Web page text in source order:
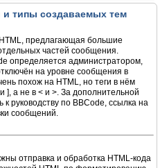
типы создаваемых тем
предлагающая большие
частей сообщения.
определяется администратором,
на уровне сообщения в
похож на HTML, но теги в нём
], а не в < и >. За дополнительной
руководству по BBCode, ссылка на
сообщений.
отправка и обработка HTML-кода